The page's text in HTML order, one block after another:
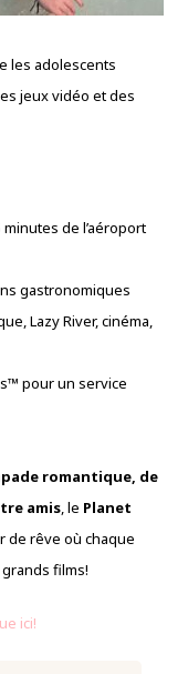
les adolescents
jeux vidéo et des
de l’aéroport
gastronomiques
Lazy River, cinéma,
pour un service
romantique, de
amis, le Planet
de rêve où chaque
films!
ici!